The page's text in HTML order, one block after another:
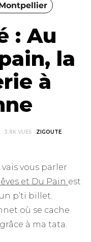
: Au
la
à
3.8K VUES ZIGOUTE
vous parler
et Du Pain est
p’ti billet.
où se cache
à ma tata.